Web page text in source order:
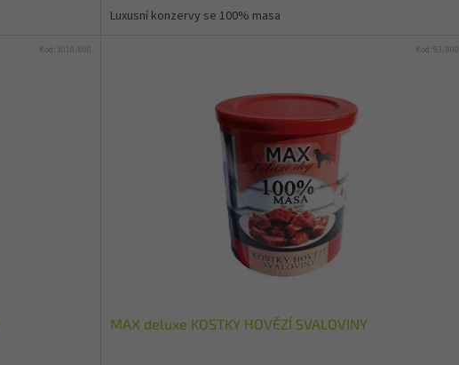
Luxusní konzervy se 100% masa
Kód: 3010/800
MAX deluxe KOSTKY HOVĚZÍ SVALOVINY
Kód: 93/800